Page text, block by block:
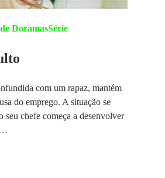
DoramasSérie
com um rapaz, mantém
do emprego. A situação se
seu chefe começa a desenvolver